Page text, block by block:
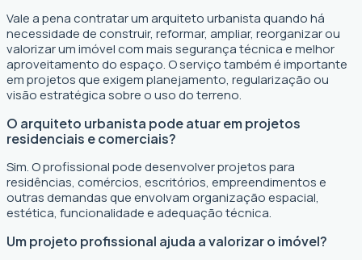
Vale a pena contratar um arquiteto urbanista quando há
necessidade de construir, reformar, ampliar, reorganizar ou
valorizar um imóvel com mais segurança técnica e melhor
aproveitamento do espaço. O serviço também é importante
em projetos que exigem planejamento, regularização ou
visão estratégica sobre o uso do terreno.
O arquiteto urbanista pode atuar em projetos
residenciais e comerciais?
Sim. O profissional pode desenvolver projetos para
residências, comércios, escritórios, empreendimentos e
outras demandas que envolvam organização espacial,
estética, funcionalidade e adequação técnica.
Um projeto profissional ajuda a valorizar o imóvel?